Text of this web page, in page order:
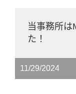
当事務所は
た！
11/29/2024